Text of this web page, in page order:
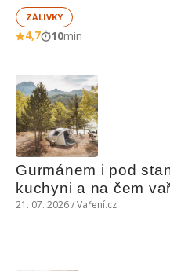
ZÁLIVKY
4,7 10min
Gurmánem i pod
kuchyni a na čem
21. 07. 2026 / Vaření.cz